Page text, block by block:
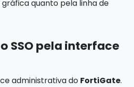
quanto pela linha de
SSO pela interface
administrativa do FortiGate.